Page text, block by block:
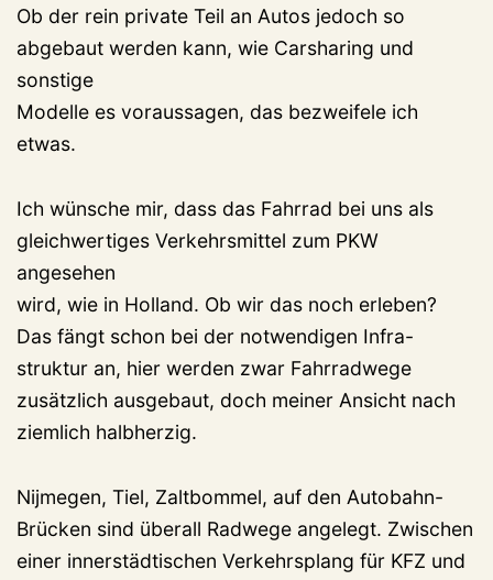
Ob der rein private Teil an Autos jedoch so
abgebaut werden kann, wie Carsharing und
sonstige
Modelle es voraussagen, das bezweifele ich
etwas.
Ich wünsche mir, dass das Fahrrad bei uns als
gleichwertiges Verkehrsmittel zum PKW
angesehen
wird, wie in Holland. Ob wir das noch erleben?
Das fängt schon bei der notwendigen Infra-
struktur an, hier werden zwar Fahrradwege
zusätzlich ausgebaut, doch meiner Ansicht nach
ziemlich halbherzig.
Nijmegen, Tiel, Zaltbommel, auf den Autobahn-
Brücken sind überall Radwege angelegt. Zwischen
einer innerstädtischen Verkehrsplang für KFZ und